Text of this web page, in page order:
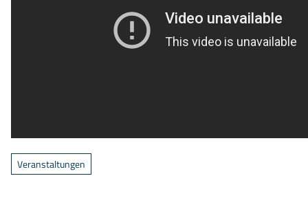
Veranstaltungen